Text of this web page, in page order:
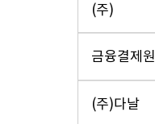
(주)
금융결제원
(주)다날